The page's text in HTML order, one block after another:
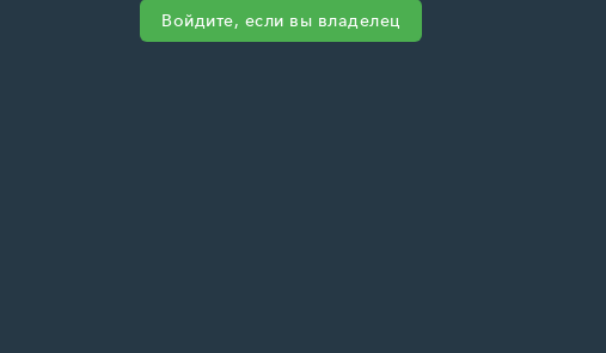
Войдите, если вы владелец